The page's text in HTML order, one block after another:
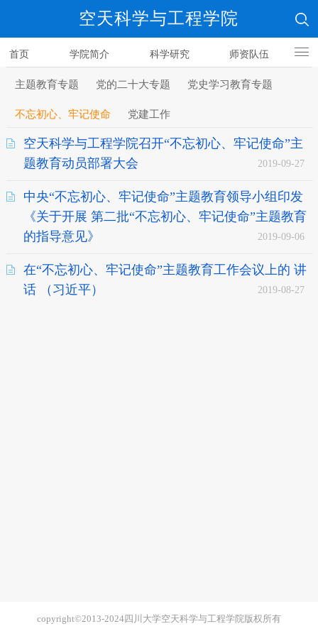
空天科学与工程学院
首页 学院简介 科学研究 师资队伍
人才培养
主题教育专题 党的二十大专题 党史学习教育专题
不忘初心、牢记使命 党建工作
空天科学与工程学院召开“不忘初心、牢记使命”主
题教育动员部署大会
2019-09-27
中央“不忘初心、牢记使命”主题教育领导小组印发
《关于开展 第二批“不忘初心、牢记使命”主题教育
的指导意见》
2019-09-06
在“不忘初心、牢记使命”主题教育工作会议上的 讲
话 （习近平）
2019-08-27
copyright©2013-2024四川大学空天科学与工程学院版权所有